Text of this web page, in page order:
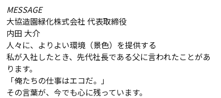
MESSAGE
大協造園緑化株式会社 代表取締役
内田 大介
人々に、よりよい環境（景色）を提供する
私が入社したとき、先代社長である父に言われたことがあ
ります。
「俺たちの仕事はエコだ。」
その言葉が、今でも心に残っています。